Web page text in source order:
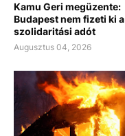
Kamu Geri megüzente:
Budapest nem fizeti ki a
szolidaritási adót
Augusztus 04, 2026